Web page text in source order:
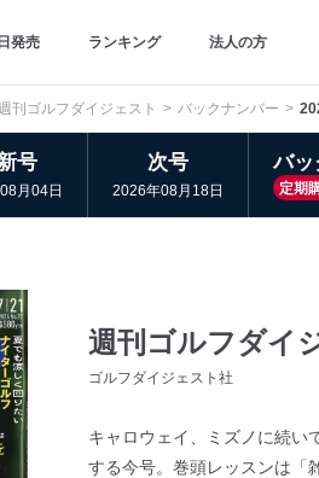
発売 ランキング 法人の方
週刊ゴルフダイジェスト バックナンバー
号
月04日
次号
2026年08月18日
バッ
定期
週刊ゴルフダイ
ゴルフダイジェスト社
キャロウェイ、ミズノに続い
する今号。巻頭レッスンは「